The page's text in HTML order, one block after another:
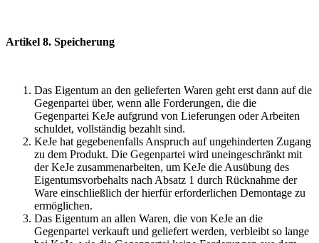
Artikel 8. Speicherung
Das Eigentum an den gelieferten Waren geht erst dann auf die
Gegenpartei über, wenn alle Forderungen, die die
Gegenpartei KeJe aufgrund von Lieferungen oder Arbeiten
schuldet, vollständig bezahlt sind.
KeJe hat gegebenenfalls Anspruch auf ungehinderten Zugang
zu dem Produkt. Die Gegenpartei wird uneingeschränkt mit
der KeJe zusammenarbeiten, um KeJe die Ausübung des
Eigentumsvorbehalts nach Absatz 1 durch Rücknahme der
Ware einschließlich der hierfür erforderlichen Demontage zu
ermöglichen.
Das Eigentum an allen Waren, die von KeJe an die
Gegenpartei verkauft und geliefert werden, verbleibt so lange